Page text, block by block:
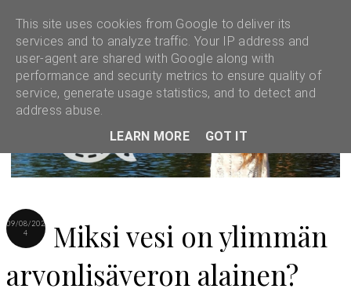
09/08/202
4
Miksi vesi on ylimmän
arvonlisäveron alainen?
This site uses cookies from Google to deliver its
services and to analyze traffic. Your IP address and
user-agent are shared with Google along with
performance and security metrics to ensure quality of
service, generate usage statistics, and to detect and
address abuse.
LEARN MORE
GOT IT